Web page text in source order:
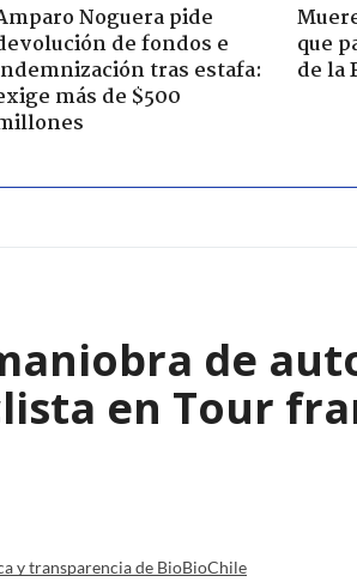
Noguera pide
de fondos e
tras estafa:
más de $500
que
de la
de
en Tour
y transparencia de BioBioChile